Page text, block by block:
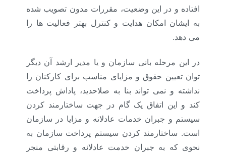
افتاده و در این وضعیت، مقررات مدون تصویب شده
به ایشان امکان هدایت و کنترل بهتر فعالیت ها را
می دهد.
در این مرحله بانی سازمان و یا مدیر ارشد آن دیگر
توان تعیین حقوق و مزایای مناسب برای کارکنان را
نداشته و نمی تواند بنا به صلاحدید، پاداش پرداخت
کند و این اتفاق یک گام در جهت ساختارمند کردن
سیستم و جبران خدمات عادلانه و مزایا در سازمان
است. ساختارمند کردن سیستم پرداخت سازمان به
نحوی که به جبران خدمت عادلانه و رقابتی منجر